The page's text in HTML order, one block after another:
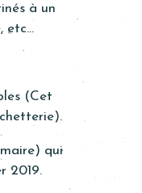
à un
etc…
(Cet
qui
2019.